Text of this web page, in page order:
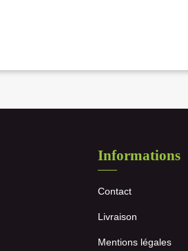
Informations
Contact
Livraison
Mentions légales